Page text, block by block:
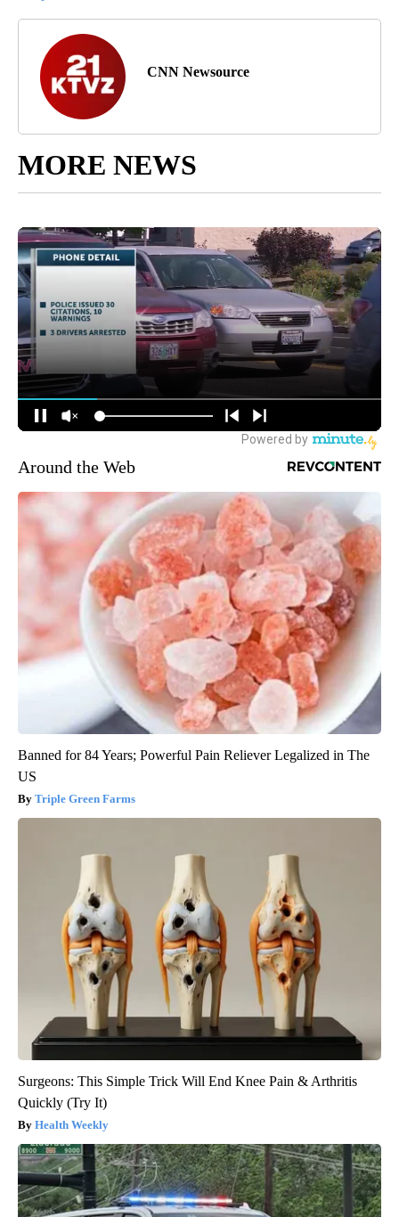
CNN Newsource
MORE NEWS
Around the Web
Banned for 84 Years; Powerful Pain Reliever Legalized in The
US
Triple Green Farms
Surgeons: This Simple Trick Will End Knee Pain & Arthritis
Quickly (Try It)
Health Weekly